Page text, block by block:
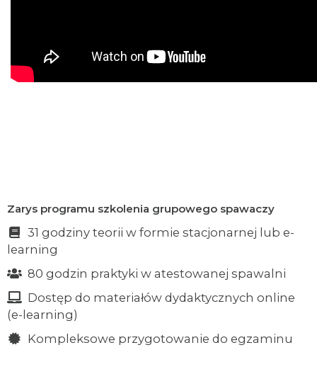
Zarys programu szkolenia grupowego spawaczy
31 godziny teorii w formie stacjonarnej lub e-
learning
80 godzin praktyki w atestowanej spawalni
Dostęp do materiałów dydaktycznych online
(e-learning)
Kompleksowe przygotowanie do egzaminu